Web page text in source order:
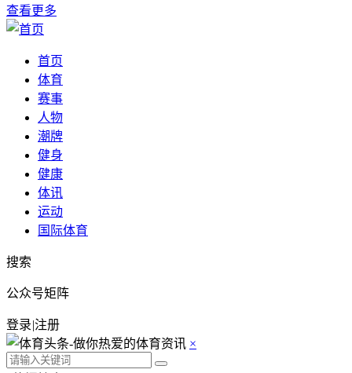
查看更多
首页
体育
赛事
人物
潮牌
健身
健康
体讯
运动
国际体育
搜索
公众号矩阵
登录|注册
×